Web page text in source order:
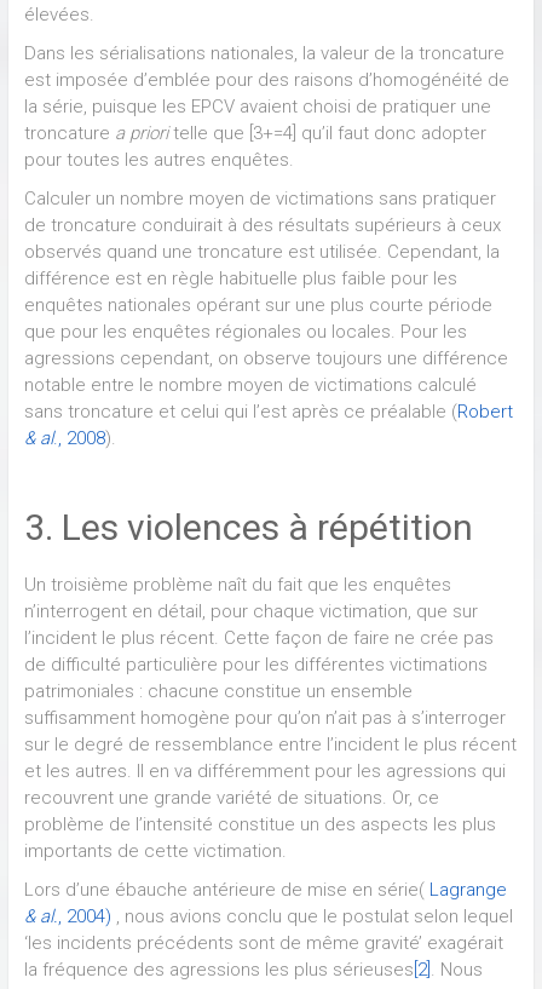
élevées.
Dans les sérialisations nationales, la valeur de la troncature
est imposée d’emblée pour des raisons d’homogénéité de
la série, puisque les EPCV avaient choisi de pratiquer une
troncature a prioritelle que [3+=4] qu’il faut donc adopter
pour toutes les autres enquêtes.
Calculer un nombre moyen de victimations sans pratiquer
de troncature conduirait à des résultats supérieurs à ceux
observés quand une troncature est utilisée. Cependant, la
différence est en règle habituelle plus faible pour les
enquêtes nationales opérant sur une plus courte période
que pour les enquêtes régionales ou locales. Pour les
agressions cependant, on observe toujours une différence
notable entre le nombre moyen de victimations calculé
sans troncature et celui qui l’est après ce préalable (Robert
& al., 2008).
3. Les violences à répétition
Un troisième problème naît du fait que les enquêtes
n’interrogent en détail, pour chaque victimation, que sur
l’incident le plus récent. Cette façon de faire ne crée pas
de difficulté particulière pour les différentes victimations
patrimoniales : chacune constitue un ensemble
suffisamment homogène pour qu’on n’ait pas à s’interroger
sur le degré de ressemblance entre l’incident le plus récent
et les autres. Il en va différemment pour les agressions qui
recouvrent une grande variété de situations. Or, ce
problème de l’intensité constitue un des aspects les plus
importants de cette victimation.
Lors d’une ébauche antérieure de mise en série( Lagrange
& al., 2004) , nous avions conclu que le postulat selon lequel
‘les incidents précédents sont de même gravité’ exagérait
la fréquence des agressions les plus sérieuses [2]. Nous